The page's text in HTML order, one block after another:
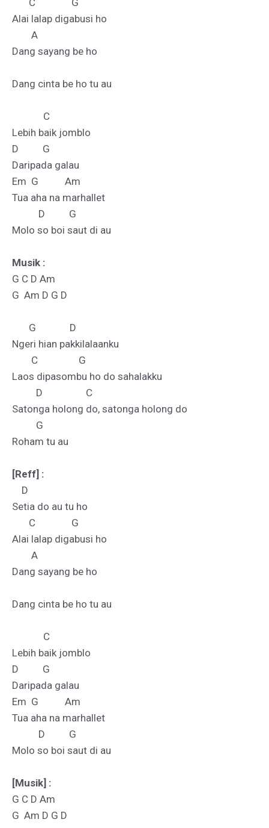
Alai lalap digabusi ho
Dang sayang be ho
Dang cinta be ho tu au
Lebih baik jomblo
D          G
Daripada galau
Em  G           Am
Tua aha na marhallet
Molo so boi saut di au
Musik :
G C D Am
G  Am D G D
Ngeri hian pakkilalaanku
Laos dipasombu ho do sahalakku
Satonga holong do, satonga holong do
Roham tu au
[Reff] :
Setia do au tu ho
Alai lalap digabusi ho
Dang sayang be ho
Dang cinta be ho tu au
Lebih baik jomblo
D          G
Daripada galau
Em  G           Am
Tua aha na marhallet
Molo so boi saut di au
[Musik] :
G C D Am